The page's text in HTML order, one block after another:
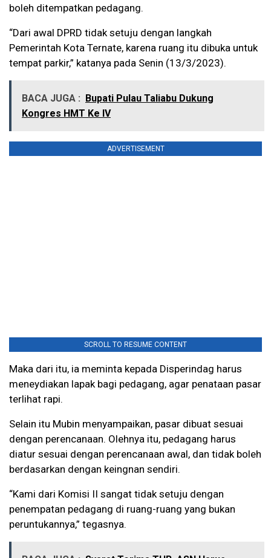
boleh ditempatkan pedagang.
“Dari awal DPRD tidak setuju dengan langkah
Pemerintah Kota Ternate, karena ruang itu dibuka untuk
tempat parkir,” katanya pada Senin (13/3/2023).
BACA JUGA :
Bupati Pulau Taliabu Dukung
Kongres HMT Ke IV
ADVERTISEMENT
SCROLL TO RESUME CONTENT
Maka dari itu, ia meminta kepada Disperindag harus
meneydiakan lapak bagi pedagang, agar penataan pasar
terlihat rapi.
Selain itu Mubin menyampaikan, pasar dibuat sesuai
dengan perencanaan. Olehnya itu, pedagang harus
diatur sesuai dengan perencanaan awal, dan tidak boleh
berdasarkan dengan keingnan sendiri.
“Kami dari Komisi II sangat tidak setuju dengan
penempatan pedagang di ruang-ruang yang bukan
peruntukannya,” tegasnya.